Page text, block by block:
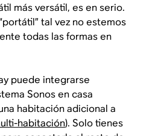
más versátil, es en serio.
tal vez no estemos
todas las formas en
puede integrarse
Sonos en casa
habitación adicional a
habitación). Solo tienes